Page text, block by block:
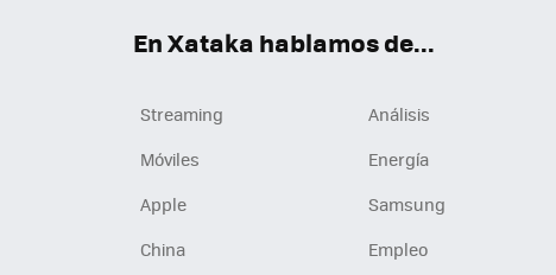
En Xataka hablamos de...
Streaming Análisis
Móviles
Energía
Apple
Samsung
China
Empleo